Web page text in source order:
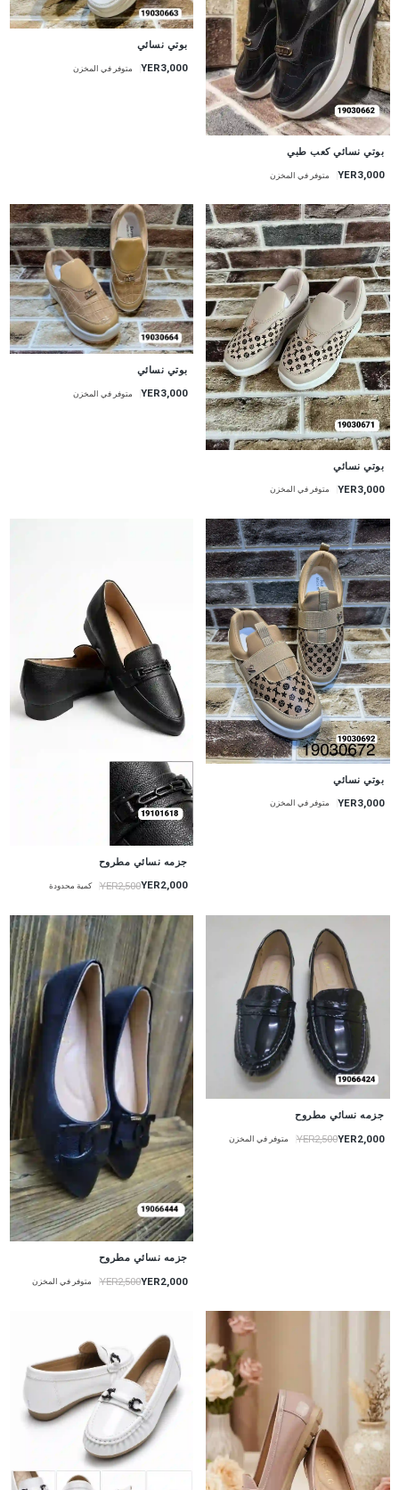
بوتي نسائي كعب طبي
YER3,000 متوفر في المخزن
بوتي نسائي
YER3,000 متوفر في المخزن
بوتي نسائي
YER3,000 متوفر في المخزن
بوتي نسائي
YER3,000 متوفر في المخزن
بوتي نسائي
YER3,000 متوفر في المخزن
جزمه نسائي مطروح
YER2,000
YER2,500 كمية محدودة
جزمه نسائي مطروح
YER2,000
YER2,500 متوفر في المخزن
جزمه نسائي مطروح
YER2,000
YER2,500 متوفر في المخزن